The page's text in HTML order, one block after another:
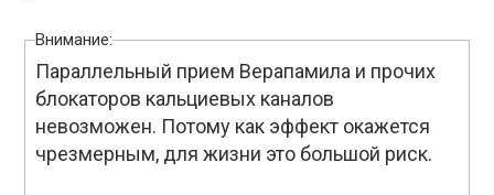
Внимание:
Параллельный прием Верапамила и прочих
блокаторов кальциевых каналов
невозможен. Потому как эффект окажется
чрезмерным, для жизни это большой риск.